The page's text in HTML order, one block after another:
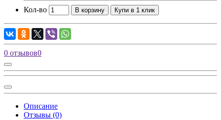
Кол-во В корзину Купи в 1 клик
0 отзывов0
Описание
Отзывы (0)